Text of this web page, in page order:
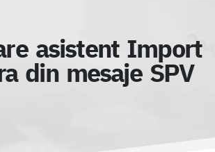
asistent Import
din mesaje SPV